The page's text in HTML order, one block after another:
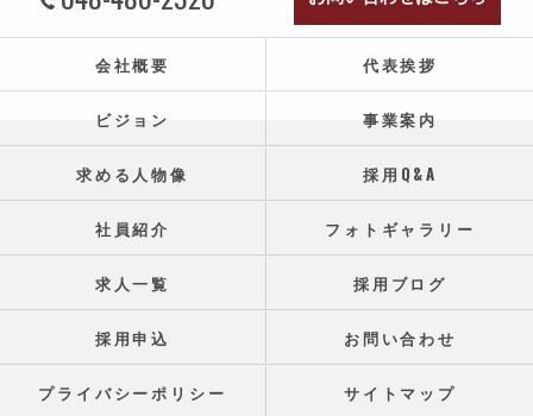
会社概要 代表挨拶
ビジョン 事業案内
求める人物像 採用Q&A
社員紹介 フォトギャラリー
求人一覧 採用ブログ
採用申込 お問い合わせ
プライバシーポリシー サイトマップ